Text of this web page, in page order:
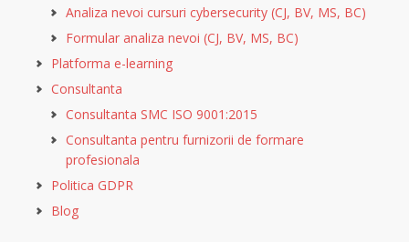
Analiza nevoi cursuri cybersecurity (CJ, BV, MS, BC)
Formular analiza nevoi (CJ, BV, MS, BC)
Platforma e-learning
Consultanta
Consultanta SMC ISO 9001:2015
Consultanta pentru furnizorii de formare
profesionala
Politica GDPR
Blog